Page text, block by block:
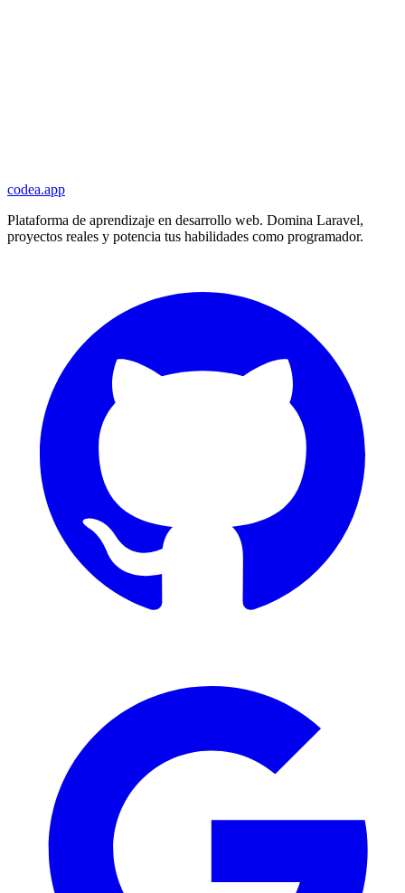
codea.app
Plataforma de aprendizaje en desarrollo web. Domina Laravel,
proyectos reales y potencia tus habilidades como programador.